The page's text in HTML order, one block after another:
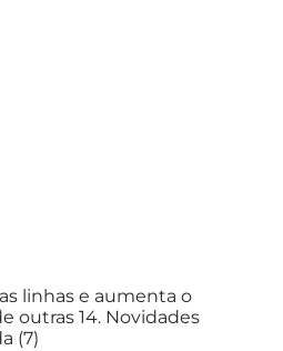
linhas e aumenta o
outras 14. Novidades
(7)